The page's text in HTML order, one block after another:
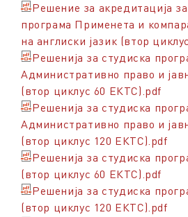
Решение за акредитација
програма Применета и
на англиски јазик (втор
Решенија за студиска
Административно право и
(втор циклус 60 ЕКТС).pdf
Решенија за студиска
Административно право и
(втор циклус 120 ЕКТС).pdf
Решенија за студиска
(втор циклус 60 ЕКТС).pdf
Решенија за студиска
(втор циклус 120 ЕКТС).pdf